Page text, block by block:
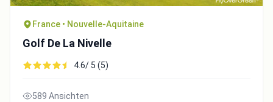
France • Nouvelle-Aquitaine
Golf De La Nivelle
4.6/ 5 (5)
589 Ansichten